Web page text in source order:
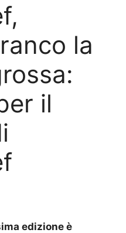
la
il
edizione è